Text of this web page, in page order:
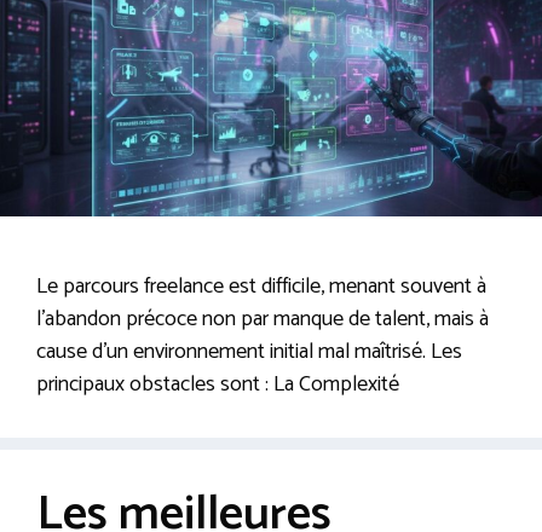
Le parcours freelance est difficile, menant souvent à
l’abandon précoce non par manque de talent, mais à
cause d’un environnement initial mal maîtrisé. Les
principaux obstacles sont : La Complexité
Les meilleures